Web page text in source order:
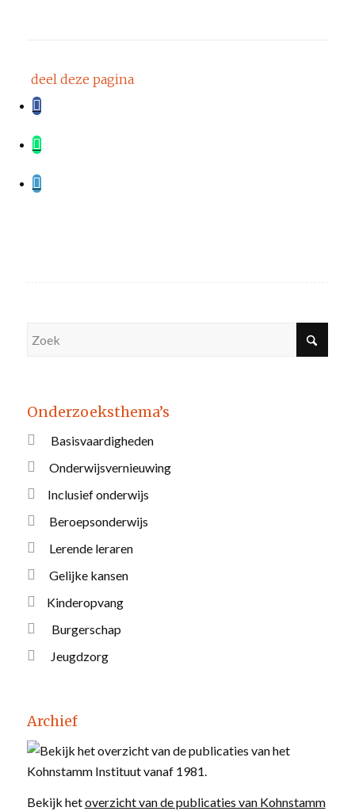
deel deze pagina
Onderzoeksthema’s
Basisvaardigheden
Onderwijsvernieuwing
Inclusief onderwijs
Beroepsonderwijs
Lerende leraren
Gelijke kansen
Kinderopvang
Burgerschap
Jeugdzorg
Archief
Bekijk hetoverzicht van de publicaties van Kohnstamm